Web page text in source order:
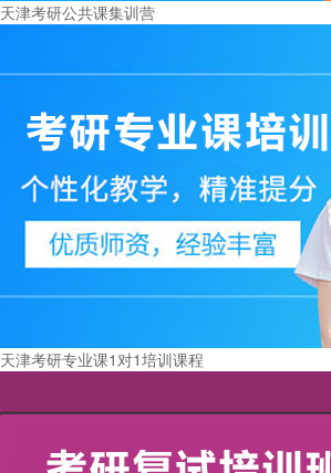
天津考研公共课集训营
天津考研专业课1对1培训课程